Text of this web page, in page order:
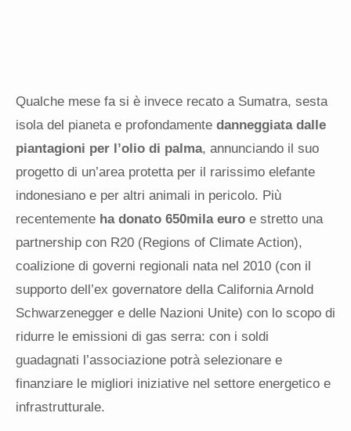
Qualche mese fa si è invece recato a Sumatra, sesta
isola del pianeta e profondamente danneggiata dalle
piantagioni per l’olio di palma, annunciando il suo
progetto di un’area protetta per il rarissimo elefante
indonesiano e per altri animali in pericolo. Più
recentemente ha donato 650mila euro e stretto una
partnership con R20 (Regions of Climate Action),
coalizione di governi regionali nata nel 2010 (con il
supporto dell’ex governatore della California Arnold
Schwarzenegger e delle Nazioni Unite) con lo scopo di
ridurre le emissioni di gas serra: con i soldi
guadagnati l’associazione potrà selezionare e
finanziare le migliori iniziative nel settore energetico e
infrastrutturale.